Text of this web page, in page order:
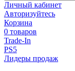
Личный кабинет
Авторизуйтесь
Корзина
0 товаров
Trade-In
PS5
Лидеры продаж